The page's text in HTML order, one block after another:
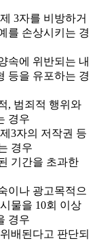
3자를 비방하거
를 손상시키는 경
속에 위반되는 내
등을 유포하는 경
, 범죄적 행위와
경우
3자의 저작권 등
경우
기간을 초과한
이나 광고목적으
물을 10회 이상
경우
배된다고 판단되